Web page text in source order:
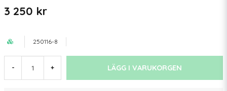
3 250 kr
250116-8
- + LÄGG I VARUKORGEN